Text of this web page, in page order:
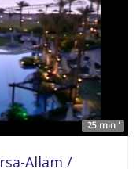
25 min '
Allam /